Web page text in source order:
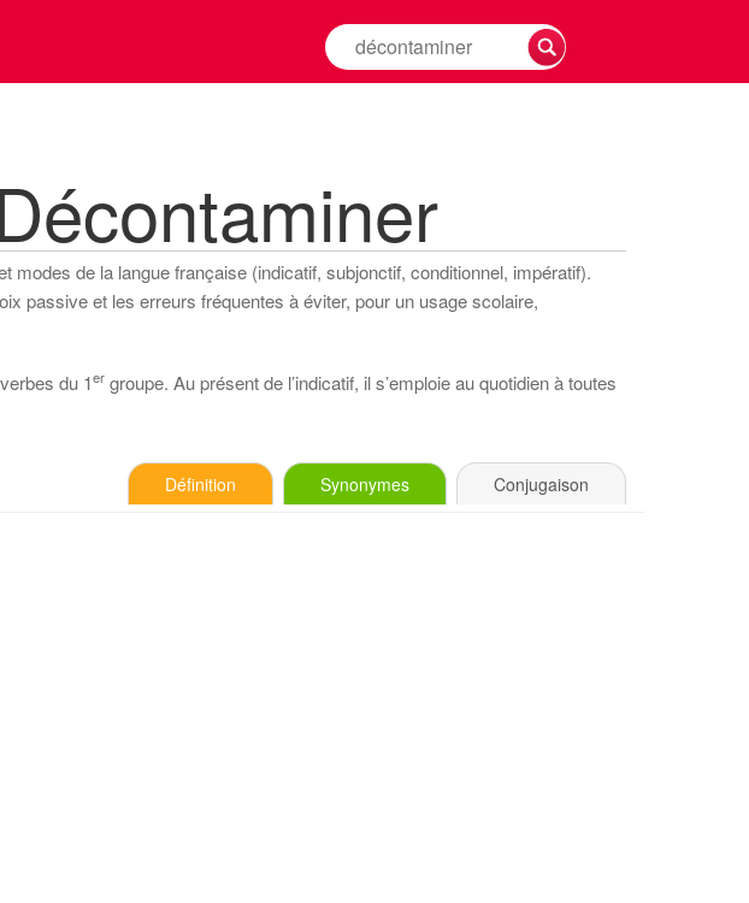
Rechercher
la
modes de la langue française (indicatif, subjonctif, conditionnel, impératif).
passive et les erreurs fréquentes à éviter, pour un usage scolaire,
du 1er groupe. Au présent de l’indicatif, il s’emploie au quotidien à toutes
Définition Synonymes Conjugaison